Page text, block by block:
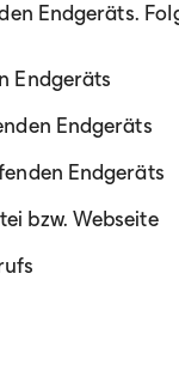
Endgeräts.
Endgeräts
Endgeräts
Endgeräts
bzw. Webseite